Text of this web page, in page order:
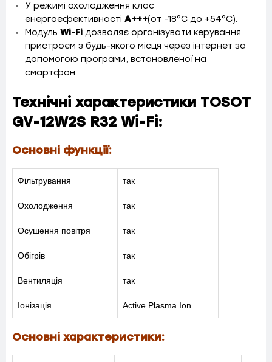
У режимі охолодження клас
енергоефективності A+++(от -18°C до +54°C).
Модуль Wi-Fi дозволяє організувати керування
пристроєм з будь-якого місця через інтернет за
допомогою програми, встановленої на
смартфон.
Технічні характеристики TOSOT
GV-12W2S R32 Wi-Fi:
Основні функції:
Фільтрування так
Охолодження так
Осушення повітря так
Обігрів так
Вентиляція так
Іонізація Active Plasma Ion
Основні характеристики: